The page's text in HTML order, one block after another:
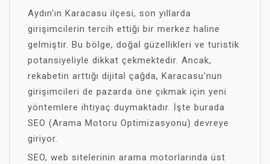
Aydın'ın Karacasu ilçesi, son yıllarda
girişimcilerin tercih ettiği bir merkez haline
gelmiştir. Bu bölge, doğal güzellikleri ve turistik
potansiyeliyle dikkat çekmektedir. Ancak,
rekabetin arttığı dijital çağda, Karacasu'nun
girişimcileri de pazarda öne çıkmak için yeni
yöntemlere ihtiyaç duymaktadır. İşte burada
SEO (Arama Motoru Optimizasyonu) devreye
giriyor.
SEO, web sitelerinin arama motorlarında üst